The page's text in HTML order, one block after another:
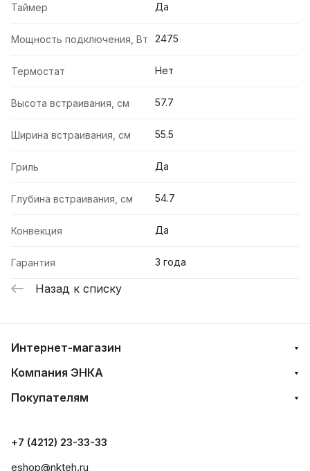
Таймер Да
Мощность подключения, Вт 2475
Термостат Нет
Высота встраивания, см 57.7
Ширина встраивания, см 55.5
Гриль Да
Глубина встраивания, см 54.7
Конвекция Да
Гарантия 3 года
Назад к списку
Интернет-магазин
Компания ЭНКА
Покупателям
+7 (4212) 23-33-33
eshop@nkteh.ru